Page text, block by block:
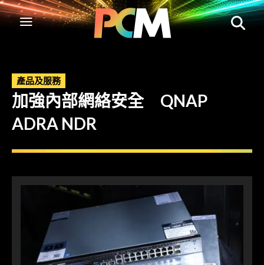
產品及服務
加強內部網絡安全 QNAP
ADRA NDR